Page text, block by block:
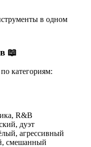
в одном
📖
категориям:
R&B
дуэт
агрессивный
смешанный